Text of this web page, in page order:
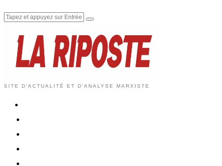
SITE D'ACTUALITÉ ET D'ANALYSE MARXISTE